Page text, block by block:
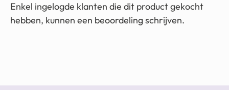
Enkel ingelogde klanten die dit product gekocht
hebben, kunnen een beoordeling schrijven.